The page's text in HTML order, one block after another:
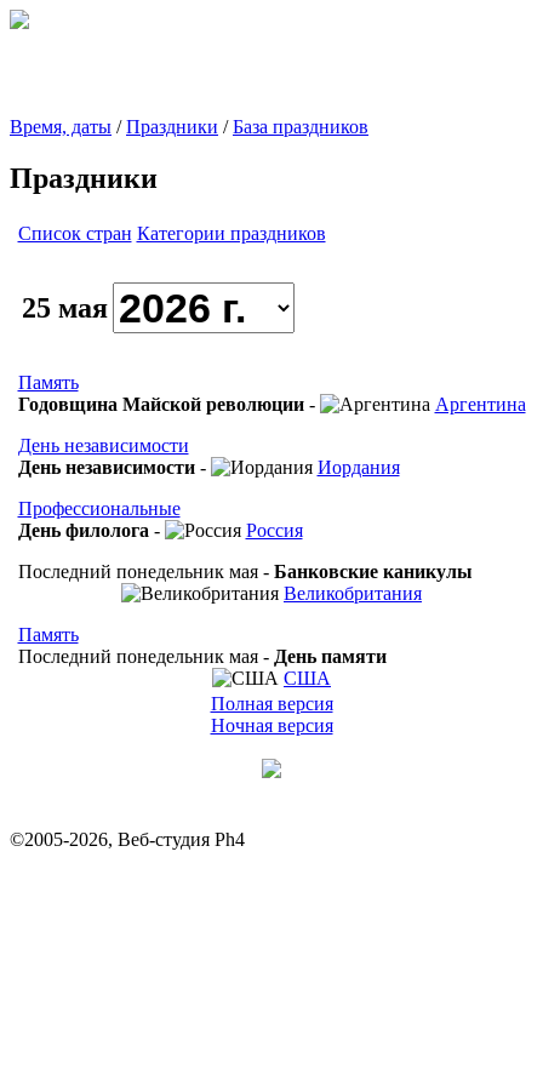
Время, даты /Праздники /База праздников
Праздники
Список стран Категории праздников
25 мая
Память
Годовщина Майской революции-
Аргентина
День независимости
День независимости-
Иордания
Профессиональные
День филолога -
Россия
Последний понедельник мая - Банковские каникулы
Великобритания
Память
Последний понедельник мая - День памяти
США
Полная версия
Ночная версия
©2005-2026, Веб-студия Ph4